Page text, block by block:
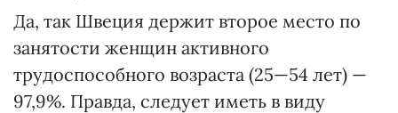
Да, так Швеция держит второе место по
занятости женщин активного
трудоспособного возраста (25—54 лет) —
97,9%. Правда, следует иметь в виду